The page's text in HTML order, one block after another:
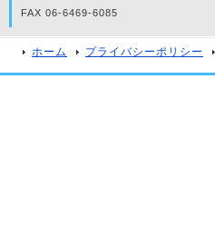
FAX 06-6469-6085
ホーム プライバシーポリシー